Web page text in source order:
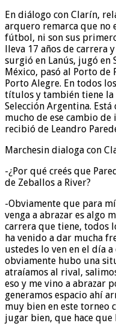
En diálogo con Clarín,
arquero remarca que no
fútbol, ni son sus
lleva 17 años de carrera
surgió en Lanús, jugó en
México, pasó al Porto
Porto Alegre. En todos
títulos y también tiene la
Selección Argentina.
mucho de ese cambio
recibió de Leandro
Marchesin dialoga con
-¿Por qué creés que
de Zeballos a River?
-Obviamente que para
venga a abrazar es algo
carrera que tiene, todos
ha venido a dar mucha
ustedes lo ven en el día
obviamente hubo una
atraíamos al rival,
eso y me vino a abrazar
generamos espacio ahí
muy bien en este torneo
jugar bien, que hace